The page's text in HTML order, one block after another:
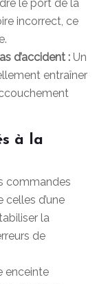
le port de la
incorrect, ce
d’accident : Un
entraîner
à la
commandes
d’une
la
de
enceinte